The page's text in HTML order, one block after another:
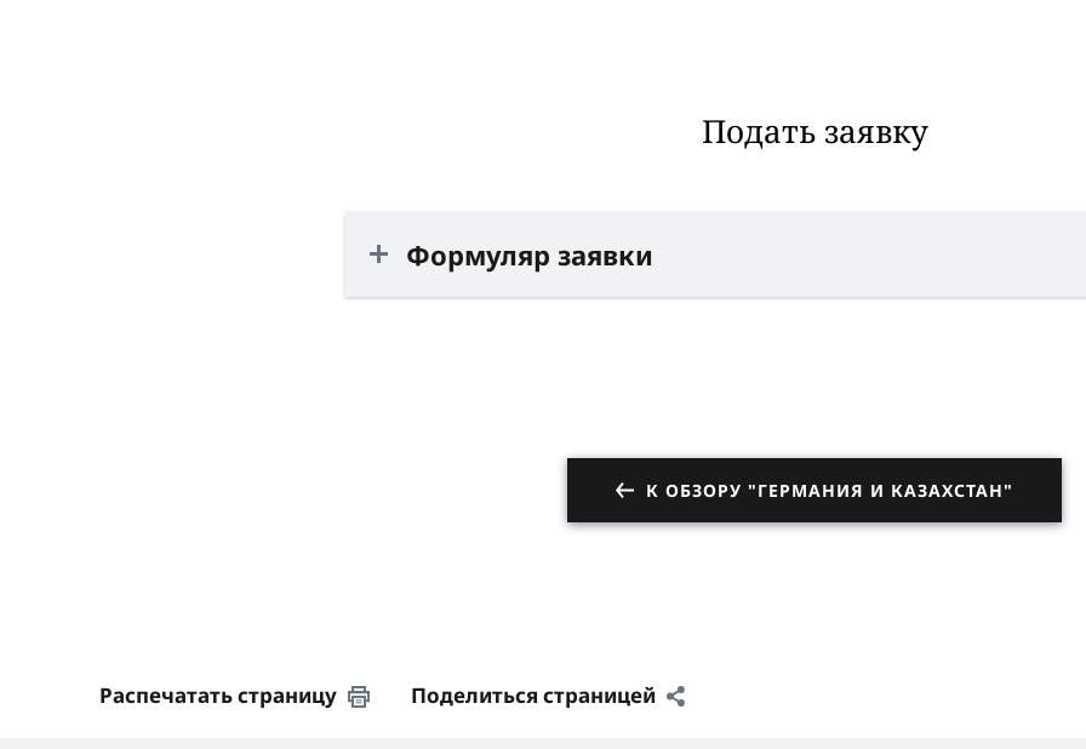
Подать заявку
Формуляр заявки
К ОБЗОРУ "ГЕРМАНИЯ И КАЗАХСТАН"
Распечатать страницу Поделиться страницей